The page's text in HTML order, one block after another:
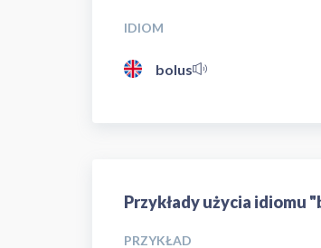
IDIOM
bolus
Przykłady użycia idiomu
PRZYKŁAD